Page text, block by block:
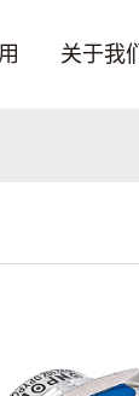
关于我们